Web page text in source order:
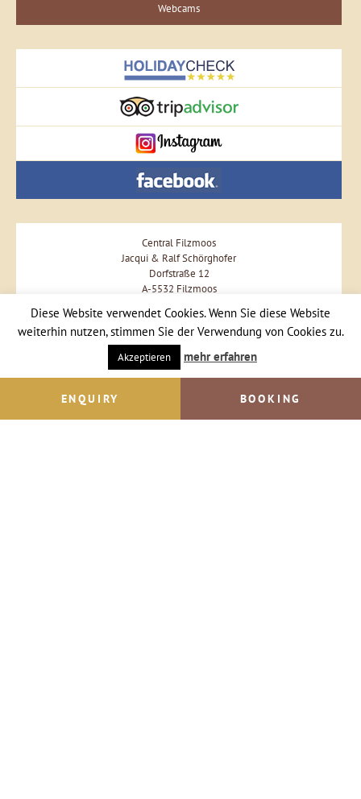
ENQUIRY BOOKING
Webcams
Central Filzmoos
Jacqui & Ralf Schörghofer
Dorfstraße 12
A-5532 Filzmoos
Send Email
Diese Website verwendet Cookies. Wenn Sie diese Website
weiterhin nutzen, stimmen Sie der Verwendung von Cookies zu.
Akzeptieren mehr erfahren